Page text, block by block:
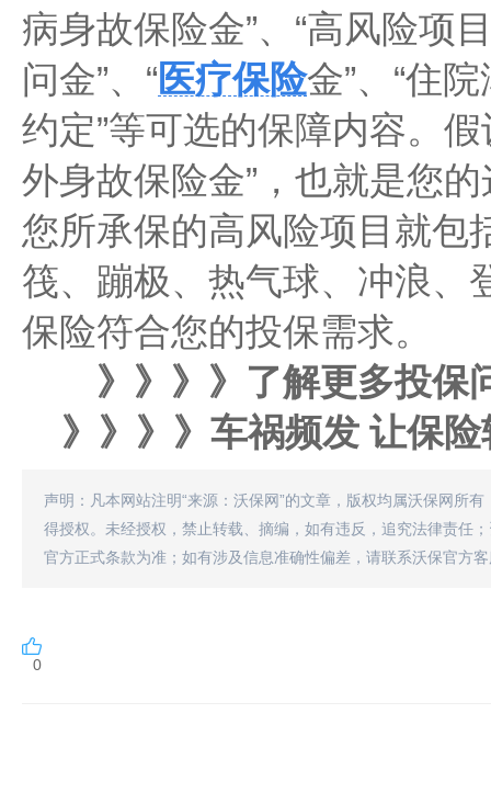
病身故保险金”、“高风险项
问金”、“医疗保险金”、“住
约定”等可选的保障内容。
外身故保险金”，也就是您
您所承保的高风险项目就包
筏、蹦极、热气球、冲浪、
保险符合您的投保需求。
》》》》了解更多投保
》》》》 车祸频发 让保
声明：凡本网站注明“来源：沃保网”的文章，版权均属沃保网所
得授权。未经授权，禁止转载、摘编，如有违反，追究法律责任
官方正式条款为准；如有涉及信息准确性偏差，请联系沃保官方
0